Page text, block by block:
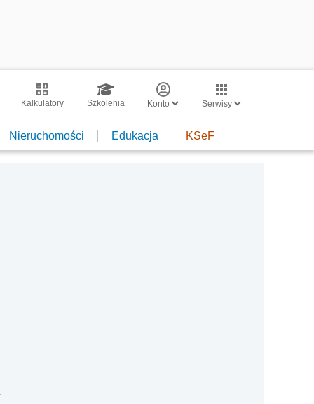
Kalkulatory Szkolenia Konto Serwisy
Nieruchomości Edukacja KSeF